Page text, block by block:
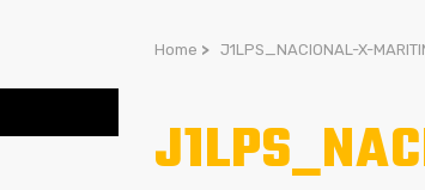
Home > J1LPS_NACIONAL-X-